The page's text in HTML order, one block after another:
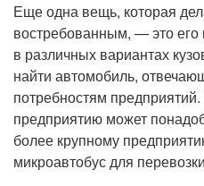
Еще одна вещь, которая
востребованным, — это его
в различных вариантах
найти автомобиль,
потребностям
предприятию может
более крупному
микроавтобус для